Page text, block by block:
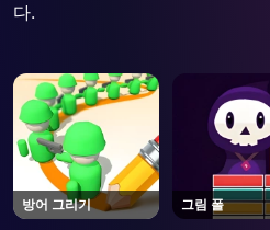
다.
방어 그리기 그림 폴